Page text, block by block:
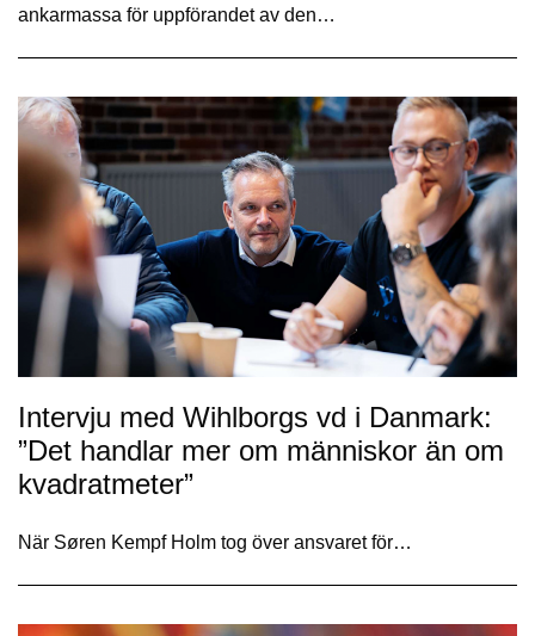
ankarmassa för uppförandet av den…
Intervju med Wihlborgs vd i Danmark:
”Det handlar mer om människor än om
kvadratmeter”
När Søren Kempf Holm tog över ansvaret för…